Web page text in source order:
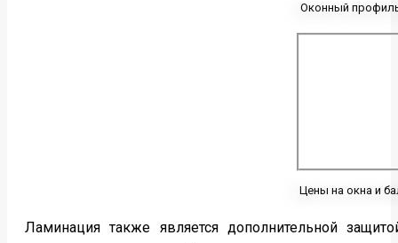
Оконный
Цены на окна и
Ламинация также является дополнительной